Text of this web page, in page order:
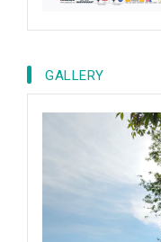
GALLERY